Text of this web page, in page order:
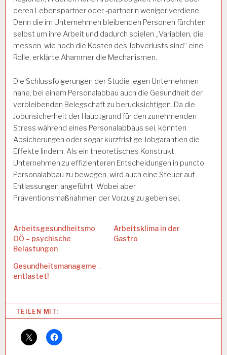
deren Lebenspartner oder -partnerin weniger verdiene.
Denn die im Unternehmen bleibenden Personen fürchten
selbst um ihre Arbeit und dadurch spielen „Variablen, die
messen, wie hoch die Kosten des Jobverlusts sind“ eine
Rolle, erklärte Ahammer die Mechanismen.
Die Schlussfolgerungen der Studie legen Unternehmen
nahe, bei einem Personalabbau auch die Gesundheit der
verbleibenden Belegschaft zu berücksichtigen. Da die
Jobunsicherheit der Hauptgrund für den zunehmenden
Stress während eines Personalabbaus sei, könnten
Absicherungen oder sogar kurzfristige Jobgarantien die
Effekte lindern. Als ein theoretisches Konstrukt,
Unternehmen zu effizienteren Entscheidungen in puncto
Personalabbau zu bewegen, wird auch eine Steuer auf
Entlassungen angeführt. Wobei aber
Präventionsmaßnahmen der Vorzug zu geben sei.
Arbeitsgesundheitsmonitor
OÖ – psychische
Belastungen
Arbeitsklima in der
Gastro
Gesundheitsmanagement
entlastet!
Categories:
A
R
B
TEILEN MIT: